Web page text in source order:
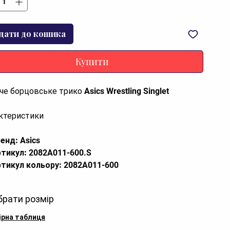
до кошика
Купити
борцовське трико Asics Wrestling Singlet
Asics
2082A011-600.S
кольору: 2082A011-600
Тріко
Assorted
розмір
таблиця